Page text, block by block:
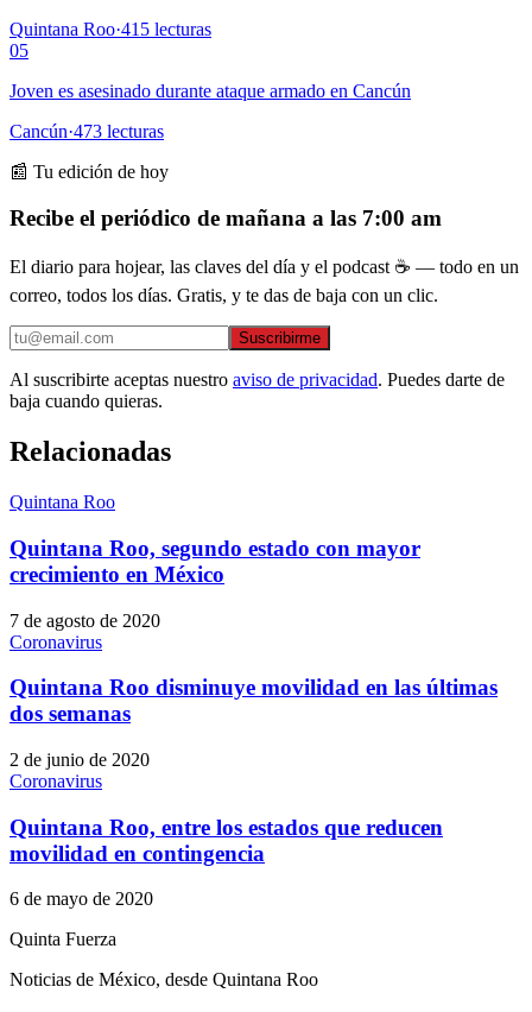
Quintana Roo·415 lecturas
05
Joven es asesinado durante ataque armado en Cancún
Cancún·473 lecturas
📰 Tu edición de hoy
Recibe el periódico de mañana a las 7:00 am
El diario para hojear, las claves del día y el podcast ☕ — todo en un
correo, todos los días. Gratis, y te das de baja con un clic.
Suscribirme
Al suscribirte aceptas nuestro aviso de privacidad. Puedes darte de
baja cuando quieras.
Relacionadas
Quintana Roo
Quintana Roo, segundo estado con mayor
crecimiento en México
7 de agosto de 2020
Coronavirus
Quintana Roo disminuye movilidad en las últimas
dos semanas
2 de junio de 2020
Coronavirus
Quintana Roo, entre los estados que reducen
movilidad en contingencia
6 de mayo de 2020
Quinta Fuerza
Noticias de México, desde Quintana Roo